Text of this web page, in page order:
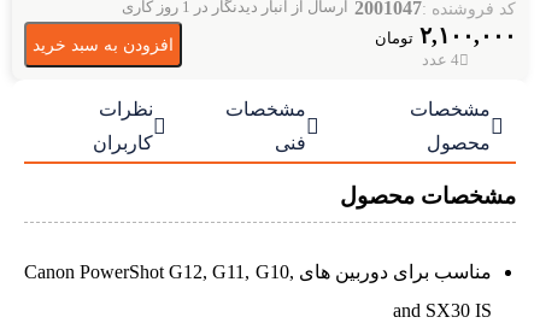
کد فروشنده :2001047 ارسال از انبار دیدنگار در 1 روز کاری
۲,۱۰۰,۰۰۰ تومان
4 عدد
افزودن به سبد خرید

مشخصات
محصول

مشخصات
فنی

نظرات
کاربران
مشخصات محصول
مناسب برای دوربین های Canon PowerShot G12, G11, G10,
and SX30 IS